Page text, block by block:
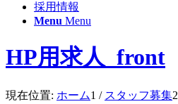
採用情報
Menu Menu
HP用求人_front
現在位置: ホーム1 / スタッフ募集2